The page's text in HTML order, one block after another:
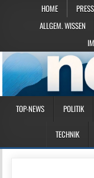
HOME
ALLGEM. WISSEN
TOP-NEWS POLITIK
TECHNIK